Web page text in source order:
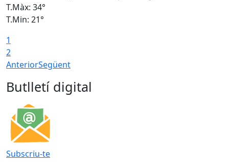
T.Màx: 34°
T.Min: 21°
1
2
AnteriorSegüent
Butlletí digital
Subscriu-te